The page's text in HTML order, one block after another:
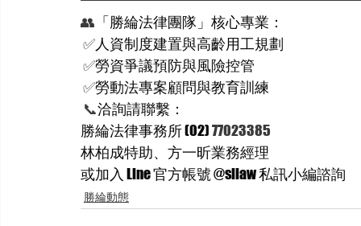
👥 「勝綸法律團隊」核心專業：
✅人資制度建置與高齡用工規劃
✅勞資爭議預防與風險控管
✅勞動法專案顧問與教育訓練
📞洽詢請聯繫：
勝綸法律事務所 (02) 77023385
林柏成特助、方一昕業務經理
或加入 Line 官方帳號 @sllaw 私訊小編諮詢
勝綸動態